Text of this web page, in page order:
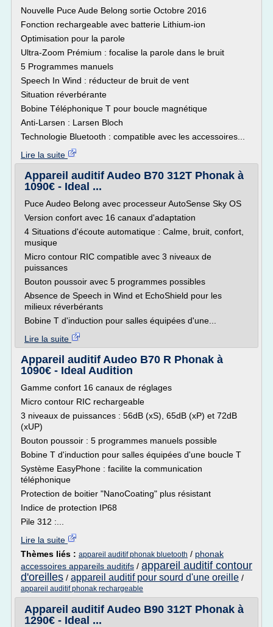
Nouvelle Puce Aude Belong sortie Octobre 2016
Fonction rechargeable avec batterie Lithium-ion
Optimisation pour la parole
Ultra-Zoom Prémium : focalise la parole dans le bruit
5 Programmes manuels
Speech In Wind : réducteur de bruit de vent
Situation réverbérante
Bobine Téléphonique T pour boucle magnétique
Anti-Larsen : Larsen Bloch
Technologie Bluetooth : compatible avec les accessoires...
Lire la suite
Appareil auditif Audeo B70 312T Phonak à
1090€ - Ideal ...
Puce Audeo Belong avec processeur AutoSense Sky OS
Version confort avec 16 canaux d'adaptation
4 Situations d'écoute automatique : Calme, bruit, confort,
musique
Micro contour RIC compatible avec 3 niveaux de
puissances
Bouton poussoir avec 5 programmes possibles
Absence de Speech in Wind et EchoShield pour les
milieux réverbérants
Bobine T d'induction pour salles équipées d'une...
Lire la suite
Appareil auditif Audeo B70 R Phonak à
1090€ - Ideal Audition
Gamme confort 16 canaux de réglages
Micro contour RIC rechargeable
3 niveaux de puissances : 56dB (xS), 65dB (xP) et 72dB
(xUP)
Bouton poussoir : 5 programmes manuels possible
Bobine T d'induction pour salles équipées d'une boucle T
Système EasyPhone : facilite la communication
téléphonique
Protection de boitier "NanoCoating" plus résistant
Indice de protection IP68
Pile 312 :...
Lire la suite
Thèmes liés : appareil auditif phonak bluetooth / phonak
accessoires appareils auditifs / appareil auditif contour
d'oreilles / appareil auditif pour sourd d'une oreille /
appareil auditif phonak rechargeable
Appareil auditif Audeo B90 312T Phonak à
1290€ - Ideal ...